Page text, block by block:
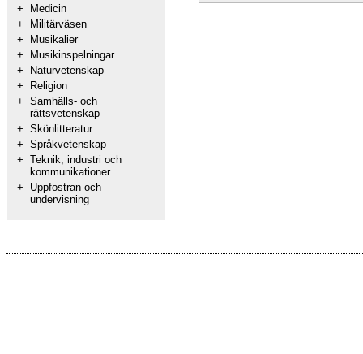
+
Medicin
+
Militärväsen
+
Musikalier
+
Musikinspelningar
+
Naturvetenskap
+
Religion
+ Samhälls- och
rättsvetenskap
+ Skönlitteratur
+ Språkvetenskap
+ Teknik, industri och
kommunikationer
+
Uppfostran och
undervisning